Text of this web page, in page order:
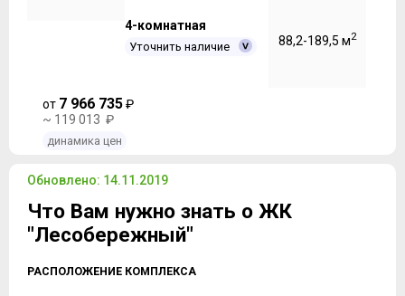
4-комнатная
Уточнить наличие 88,2-189,5 м2
от 7 966 735₽
~ 119 013 ₽
динамика цен
Обновлено: 14.11.2019
Что Вам нужно знать о ЖК
"Лесобережный"
РАСПОЛОЖЕНИЕ КОМПЛЕКСА